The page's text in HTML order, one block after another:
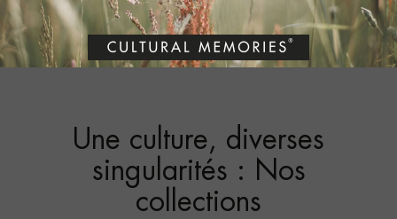
Une culture, diverses
singularités : Nos
collections